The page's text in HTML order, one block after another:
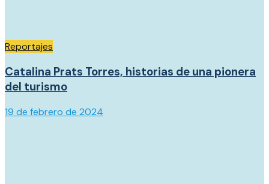
Reportajes
Catalina Prats Torres, historias de una pionera
del turismo
19 de febrero de 2024